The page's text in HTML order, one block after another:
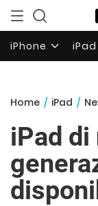
iPhone iPad
Home / iPad /
iPad di